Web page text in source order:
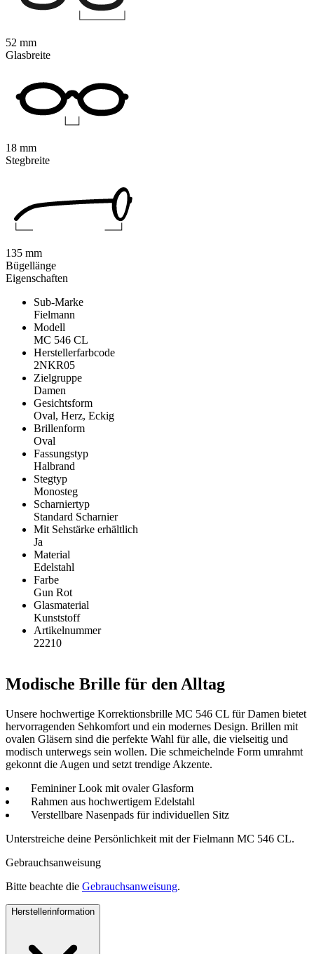
Eigenschaften
Sub-Marke
Fielmann
Modell
MC 546 CL
Herstellerfarbcode
2NKR05
Zielgruppe
Damen
Gesichtsform
Oval, Herz, Eckig
Brillenform
Oval
Fassungstyp
Halbrand
Stegtyp
Monosteg
Scharniertyp
Standard Scharnier
Mit Sehstärke erhältlich
Ja
Material
Edelstahl
Farbe
Gun Rot
Glasmaterial
Kunststoff
Artikelnummer
22210
Modische Brille für den Alltag
Unsere hochwertige Korrektionsbrille MC 546 CL für Damen bietet
hervorragenden Sehkomfort und ein modernes Design. Brillen mit
ovalen Gläsern sind die perfekte Wahl für alle, die vielseitig und
modisch unterwegs sein wollen. Die schmeichelnde Form umrahmt
gekonnt die Augen und setzt trendige Akzente.
Femininer Look mit ovaler Glasform
Rahmen aus hochwertigem Edelstahl
Verstellbare Nasenpads für individuellen Sitz
Unterstreiche deine Persönlichkeit mit der Fielmann MC 546 CL.
Gebrauchsanweisung
Bitte beachte die Gebrauchsanweisung.
Herstellerinformation
52 mm
Glasbreite
18 mm
Stegbreite
135 mm
Bügellänge